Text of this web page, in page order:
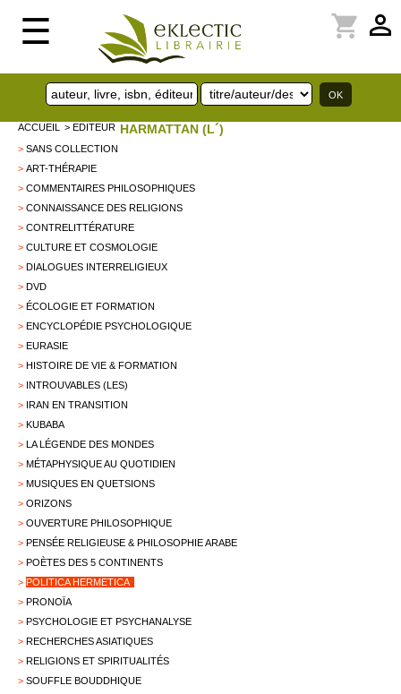
☰ perm_identity
shopping_cart
ACCUEIL > EDITEUR HARMATTAN (L´)
> SANS COLLECTION
> ART-THÉRAPIE
> COMMENTAIRES PHILOSOPHIQUES
> CONNAISSANCE DES RELIGIONS
> CONTRELITTÉRATURE
> CULTURE ET COSMOLOGIE
> DIALOGUES INTERRELIGIEUX
> DVD
> ÉCOLOGIE ET FORMATION
> ENCYCLOPÉDIE PSYCHOLOGIQUE
> EURASIE
> HISTOIRE DE VIE & FORMATION
> INTROUVABLES (LES)
> IRAN EN TRANSITION
> KUBABA
> LA LÉGENDE DES MONDES
> MÉTAPHYSIQUE AU QUOTIDIEN
> MUSIQUES EN QUETSIONS
> ORIZONS
> OUVERTURE PHILOSOPHIQUE
> PENSÉE RELIGIEUSE & PHILOSOPHIE ARABE
> POÈTES DES 5 CONTINENTS
> POLITICA HERMETICA
> PRONOÏA
> PSYCHOLOGIE ET PSYCHANALYSE
> RECHERCHES ASIATIQUES
> RELIGIONS ET SPIRITUALITÉS
> SOUFFLE BOUDDHIQUE